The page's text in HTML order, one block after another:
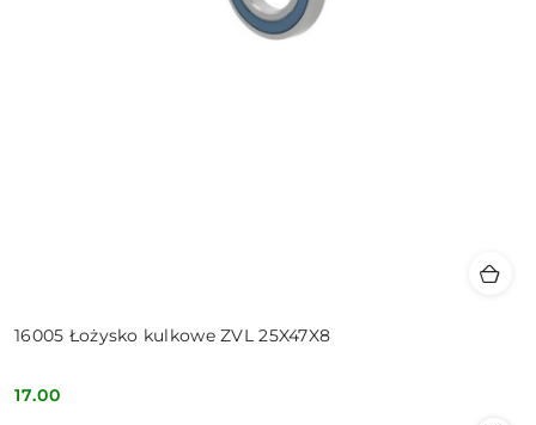
16005 Łożysko kulkowe ZVL 25X47X8
Cena:
17.00